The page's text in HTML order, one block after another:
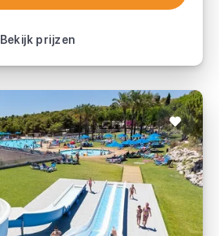
Bekijk prijzen
Bekijk vakantie
Vilanova Park